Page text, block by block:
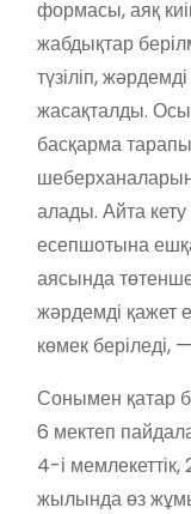
формасы, аяқ
жабдықтар
түзіліп,
жасақталды. Осы
басқарма
алады. Айта
есепшотына
аясында
жәрдемді қажет
көмек беріледі,
Сонымен қатар
6 мектеп
4-і
жылында өз